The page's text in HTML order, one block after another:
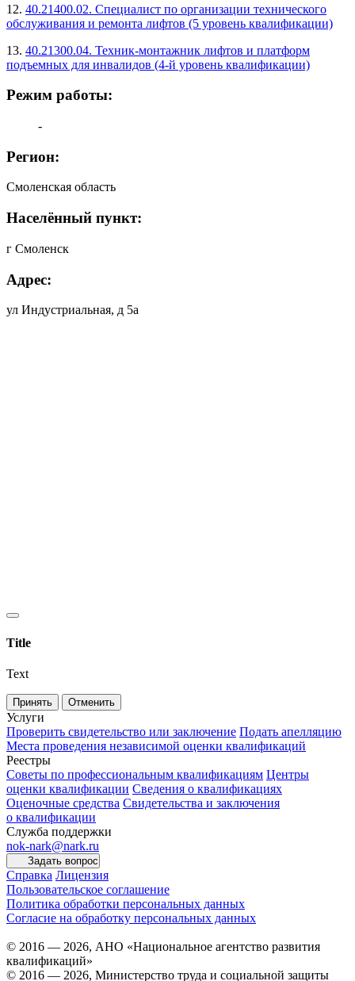
12. 40.21400.02. Специалист по организации технического
обслуживания и ремонта лифтов (5 уровень квалификации)
13. 40.21300.04. Техник-монтажник лифтов и платформ
подъемных для инвалидов (4-й уровень квалификации)
Режим работы:
-
Регион:
Смоленская область
Населённый пункт:
г Смоленск
Адрес:
ул Индустриальная, д 5а
Title
Text
Принять Отменить
Услуги
Проверить свидетельство или заключение Подать апелляцию
Места проведения независимой оценки квалификаций
Реестры
Советы по профессиональным квалификациям Центры
оценки квалификации Сведения о квалификациях
Оценочные средства Свидетельства и заключения
о квалификации
Служба поддержки
nok-nark@nark.ru
Задать вопрос
Справка Лицензия
Пользовательское соглашение
Политика обработки персональных данных
Согласие на обработку персональных данных
© 2016 — 2026, АНО «Национальное агентство развития
квалификаций»
© 2016 — 2026, Министерство труда и социальной защиты